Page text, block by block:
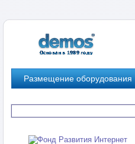
Размещение оборудования